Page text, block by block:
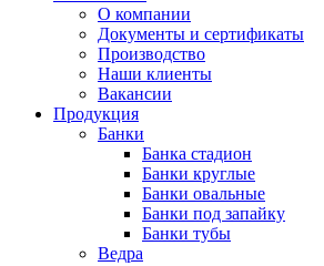
О компании
Документы и сертификаты
Производство
Наши клиенты
Вакансии
Продукция
Банки
Банка стадион
Банки круглые
Банки овальные
Банки под запайку
Банки тубы
Ведра